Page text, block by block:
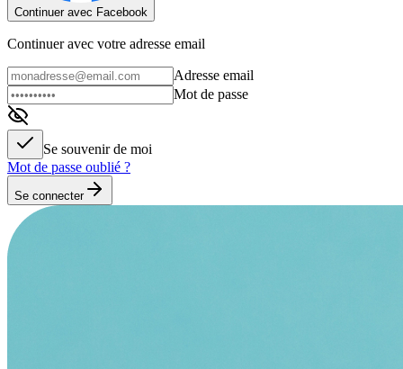
Continuer avec Facebook
Continuer avec votre adresse email
Adresse email
Mot de passe
Se souvenir de moi
Mot de passe oublié ?
Se connecter